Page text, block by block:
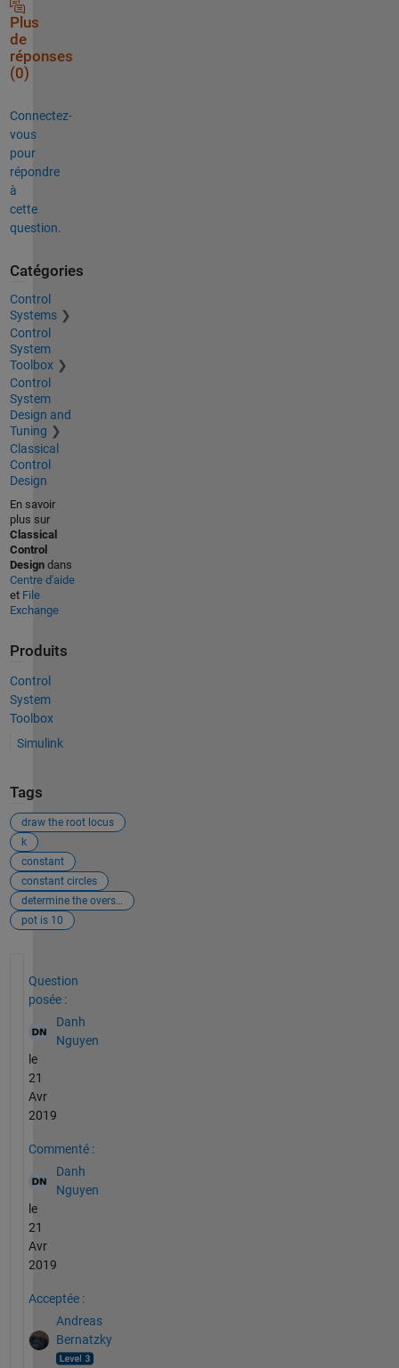
Plus
de
réponses
(0)
Connectez-
vous
pour
répondre
à
cette
question.
Catégories
Control
Systems
Control
System
Toolbox
Control
System
Design and
Tuning
Classical
Control
Design
En savoir
plus sur
Classical
Control
Designdans
Centre d'aide
et File
Exchange
Produits
Control
System
Toolbox
Simulink
Tags
draw the root locus
k
constant
constant circles
determine the overshoot
pot is 10
Question
posée :
Danh
Nguyen
le
21
Avr
2019
Commenté :
Danh
Nguyen
le
21
Avr
2019
Acceptée :
Andreas
Bernatzky